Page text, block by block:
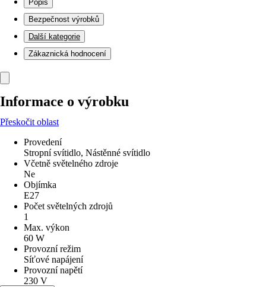
Popis
Bezpečnost výrobků
Další kategorie
Zákaznická hodnocení
Informace o výrobku
Přeskočit oblast
Provedení
Stropní svítidlo, Nástěnné svítidlo
Včetně světelného zdroje
Ne
Objímka
E27
Počet světelných zdrojů
1
Max. výkon
60 W
Provozní režim
Síťové napájení
Provozní napětí
230 V